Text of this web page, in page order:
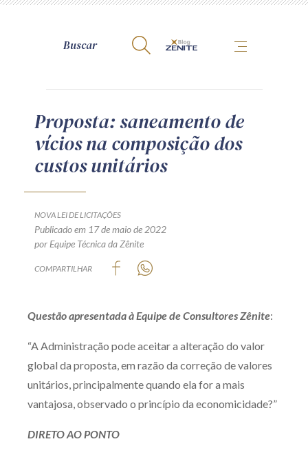
A Zênite
Como publicar conosco
Site da Zênite
Política de Privacidade
Guia de Direitos dos Titulares de Dados
Encarregado (contato)
Produtos e serviços
Zênite Fácil IA
Zênite Play
Orientação por Escrito
Proposta: saneamento de
vícios na composição dos
custos unitários
NOVA LEI DE LICITAÇÕES
Publicado em 17 de maio de 2022
por Equipe Técnica da Zênite
COMPARTILHAR
Questão apresentada à Equipe de Consultores Zênite:
“A Administração pode aceitar a alteração do valor
global da proposta, em razão da correção de valores
unitários, principalmente quando ela for a mais
vantajosa, observado o princípio da economicidade?”
DIRETO AO PONTO